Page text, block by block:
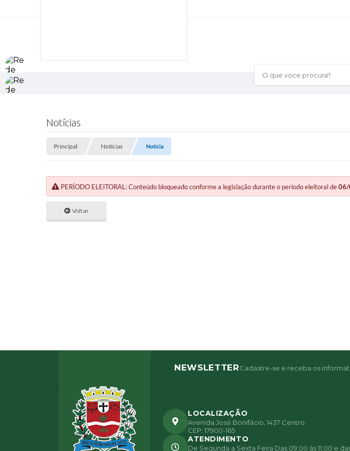
O que voce procura?
Notícias
Principal Notícias Notícia
PERÍODO ELEITORAL: Conteúdo bloqueado conforme a legislação durante o período eleitoral de06/
Voltar
NEWSLETTERCadastre-se e receba os
LOCALIZAÇÃO
Avenida José Bonifácio, 1437 Centro
CEP: 17900-165
ATENDIMENTO
De Segunda a Sexta Feira Das 09:00 às 11:00 e